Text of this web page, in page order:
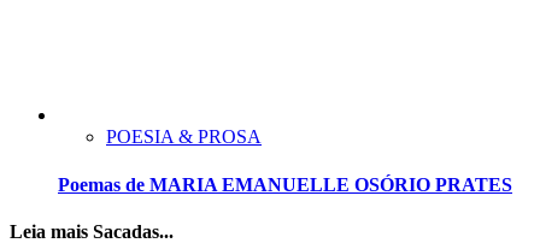
POESIA & PROSA
Poemas de MARIA EMANUELLE OSÓRIO PRATES
Leia mais Sacadas...